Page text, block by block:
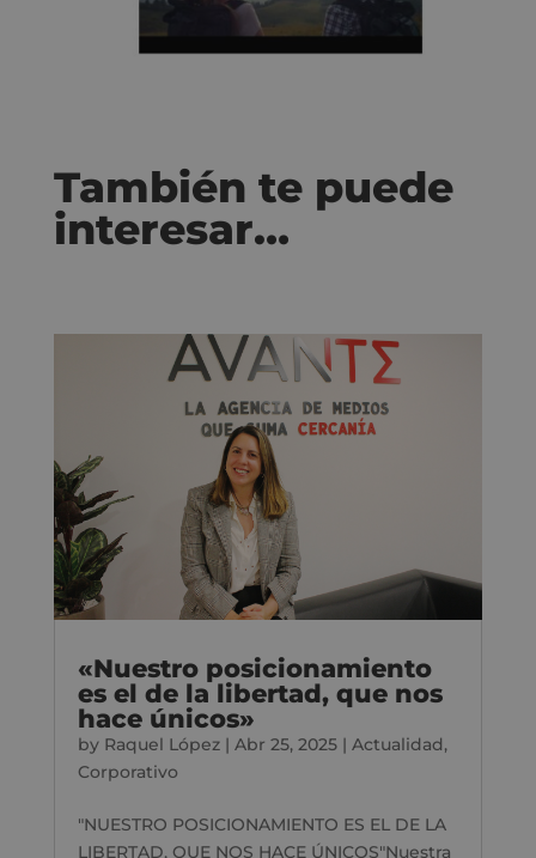
También te puede
interesar…
«Nuestro posicionamiento
es el de la libertad, que nos
hace únicos»
by Raquel López| Abr 25, 2025| Actualidad,
Corporativo
"NUESTRO POSICIONAMIENTO ES EL DE LA
LIBERTAD, QUE NOS HACE ÚNICOS"Nuestra